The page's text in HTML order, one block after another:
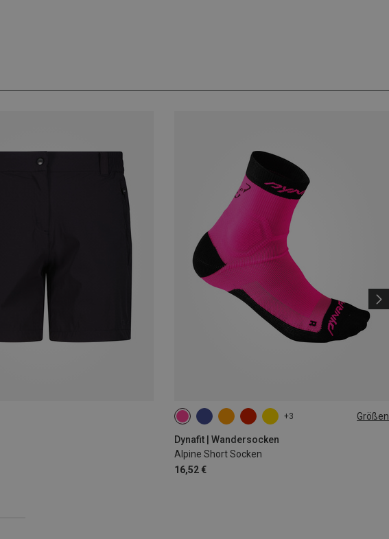
+3 Größen
Dynafit | Wandersocken
Alpine Short Socken
16,52 €
35|36|37|38 39|40|41|42